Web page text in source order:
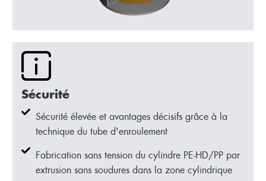
Sécurité
Sécurité élevée et avantages décisifs grâce à la
technique du tube d'enroulement
Fabrication sans tension du cylindre PE-HD/PP par
extrusion sans soudures dans la zone cylindrique